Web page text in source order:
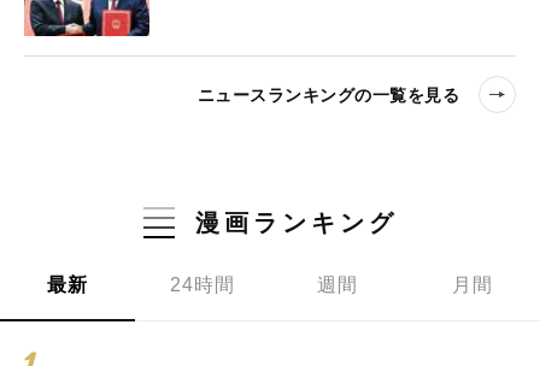
ニュースランキングの一覧を見る
漫画ランキング
最新 24時間 週間 月間